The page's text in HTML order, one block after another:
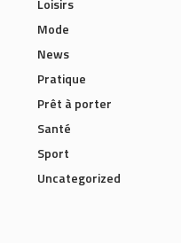
Loisirs
Mode
News
Pratique
Prêt à porter
Santé
Sport
Uncategorized